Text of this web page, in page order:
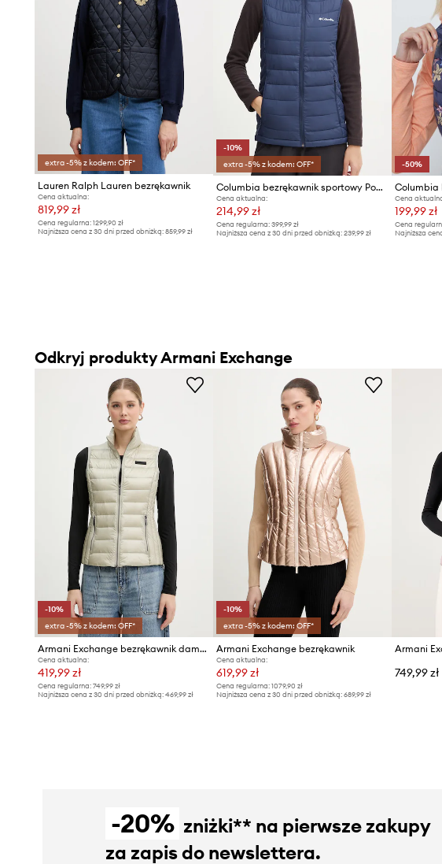
extra -5% z kodem: OFF*
Lauren Ralph Lauren bezrękawnik
Cena aktualna:
819,99 zł
Cena regularna: 1299,90 zł
Najniższa cena z 30 dni przed obniżką: 859,99 zł
-10%
extra -5% z kodem: OFF*
Columbia bezrękawnik sportowy Powder Lite II
Cena aktualna:
214,99 zł
Cena regularna:399,99 zł
Najniższa cena z 30 dni przed obniżką:239,99 zł
-50%
Cena
199,99 zł
Cena
Najniższa
Odkryj produkty Armani Exchange
-10%
extra -5% z kodem: OFF*
Armani Exchange bezrękawnik damski
Cena aktualna:
419,99 zł
Cena regularna: 749,99 zł
Najniższa cena z 30 dni przed obniżką: 469,99 zł
-10%
extra -5% z kodem: OFF*
Armani Exchange bezrękawnik
Cena aktualna:
619,99 zł
Cena regularna:1079,90 zł
Najniższa cena z 30 dni przed obniżką:689,99 zł
749,99 zł
-20% zniżki** na pierwsze zakupy
za zapis do newslettera.